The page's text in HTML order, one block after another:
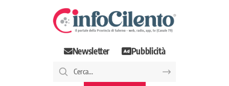
Newsletter Pubblicità